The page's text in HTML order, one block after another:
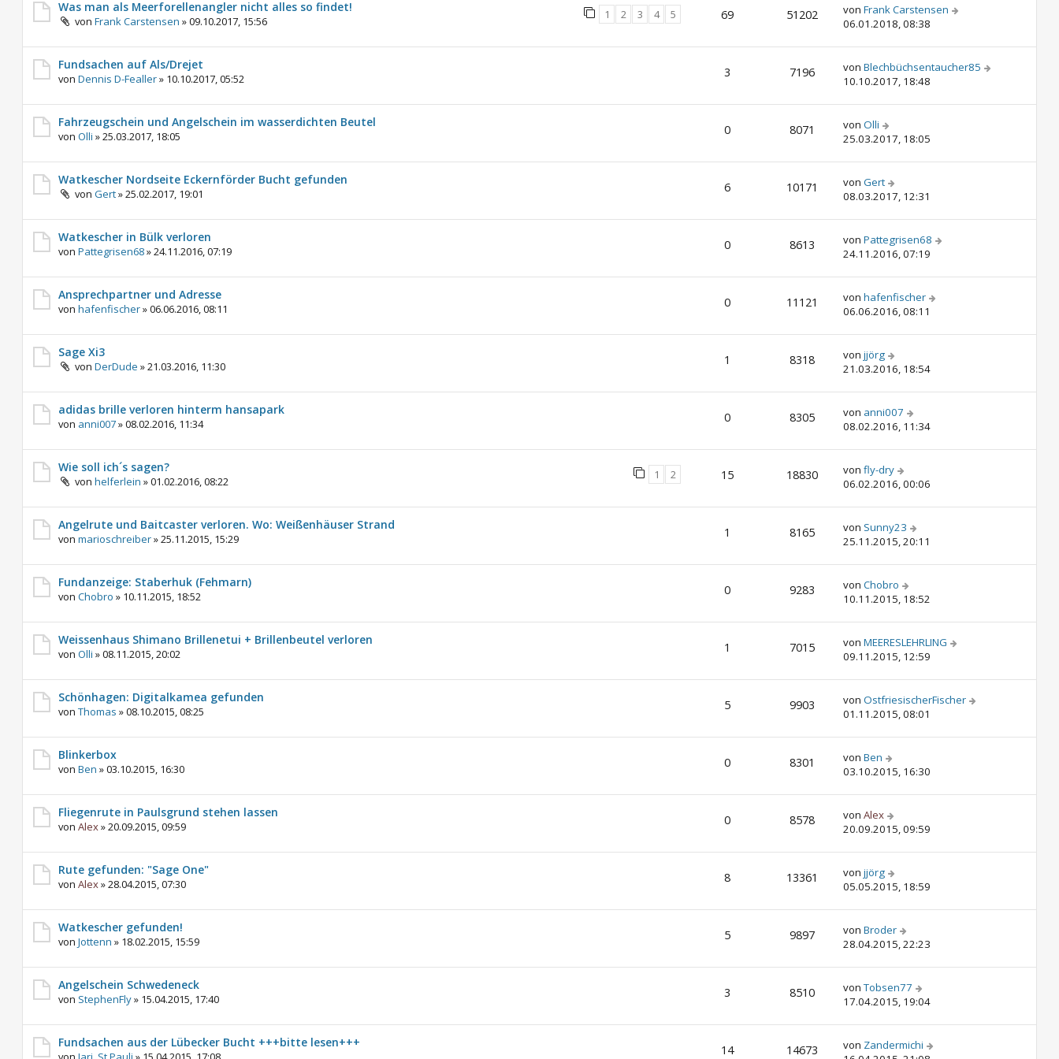
Was man als Meerforellenangler nicht alles so findet!
von Frank Carstensen »09.10.2017, 15:56 1 2 3 4 5 69 51202 von Frank Carstensen
06.01.2018, 08:38
Fundsachen auf Als/Drejet
von Dennis D-Fealler» 10.10.2017, 05:52 3 7196 von Blechbüchsentaucher85
10.10.2017, 18:48
Fahrzeugschein und Angelschein im wasserdichten Beutel
von Olli »25.03.2017, 18:05 0 8071 von Olli
25.03.2017, 18:05
Watkescher Nordseite Eckernförder Bucht gefunden
von Gert»25.02.2017, 19:01 6 10171 von Gert
08.03.2017, 12:31
Watkescher in Bülk verloren
von Pattegrisen68»24.11.2016, 07:19 0 8613 von Pattegrisen68
24.11.2016, 07:19
Ansprechpartner und Adresse
von hafenfischer»06.06.2016, 08:11 0 11121 von hafenfischer
06.06.2016, 08:11
Sage Xi3
von DerDude »21.03.2016, 11:30 1 8318 von jjörg
21.03.2016, 18:54
adidas brille verloren hinterm hansapark
von anni007»08.02.2016, 11:34 0 8305 von anni007
08.02.2016, 11:34
Wie soll ich´s sagen?
von helferlein »01.02.2016, 08:22 1 2 15 18830 von fly-dry
06.02.2016, 00:06
Angelrute und Baitcaster verloren. Wo: Weißenhäuser Strand
von marioschreiber»25.11.2015, 15:29 1 8165 von Sunny23
25.11.2015, 20:11
Fundanzeige: Staberhuk (Fehmarn)
von Chobro » 10.11.2015, 18:52 0 9283 von Chobro
10.11.2015, 18:52
Weissenhaus Shimano Brillenetui + Brillenbeutel verloren
von Olli »08.11.2015, 20:02 1 7015 von MEERESLEHRLING
09.11.2015, 12:59
Schönhagen: Digitalkamea gefunden
von Thomas »08.10.2015, 08:25 5 9903 von OstfriesischerFischer
01.11.2015, 08:01
Blinkerbox
von Ben »03.10.2015, 16:30 0 8301 von Ben
03.10.2015, 16:30
Fliegenrute in Paulsgrund stehen lassen
von Alex»20.09.2015, 09:59 0 8578 von Alex
20.09.2015, 09:59
Rute gefunden: "Sage One"
von Alex»28.04.2015, 07:30 8 13361 von jjörg
05.05.2015, 18:59
Watkescher gefunden!
von Jottenn » 18.02.2015, 15:59 5 9897 von Broder
28.04.2015, 22:23
Angelschein Schwedeneck
von StephenFly» 15.04.2015, 17:40 3 8510 von Tobsen77
17.04.2015, 19:04
Fundsachen aus der Lübecker Bucht +++bitte lesen+++
14 14673 von Zandermichi